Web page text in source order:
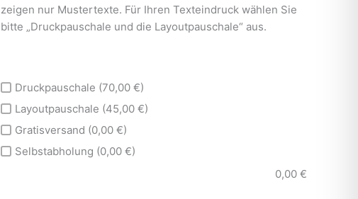
zeigen nur Mustertexte. Für Ihren Texteindruck wählen Sie
bitte „Druckpauschale und die Layoutpauschale“ aus.
Druckpauschale (70,00 €)
Layoutpauschale (45,00 €)
Gratisversand (0,00 €)
Selbstabholung (0,00 €)
0,00 €